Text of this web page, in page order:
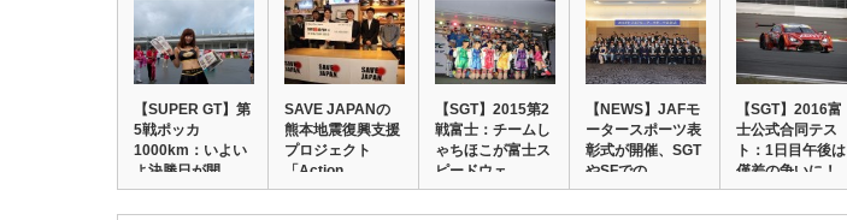
【SUPER GT】第
5戦ポッカ
1000km：いよい
よ決勝日が開…
SAVE JAPANの
熊本地震復興支援
プロジェクト
「Action…
【SGT】2015第2
戦富士：チームし
ゃちほこが富士ス
ピードウェ…
【NEWS】JAFモ
ータースポーツ表
彰式が開催、SGT
やSFでの…
【SGT】2016富
士公式合同テス
ト：1日目午後は
僅差の争いに！…